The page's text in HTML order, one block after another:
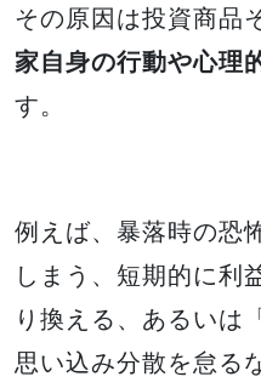
その原因は投資商品
家自身の行動や心理
す。
例えば、暴落時の恐
しまう、短期的に利
り換える、あるいは
思い込み分散を怠る